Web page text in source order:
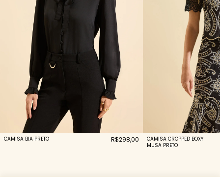
CAMISA BIA PRETO R$298,00
CAMISA CROPPED BOXY
MUSA PRETO